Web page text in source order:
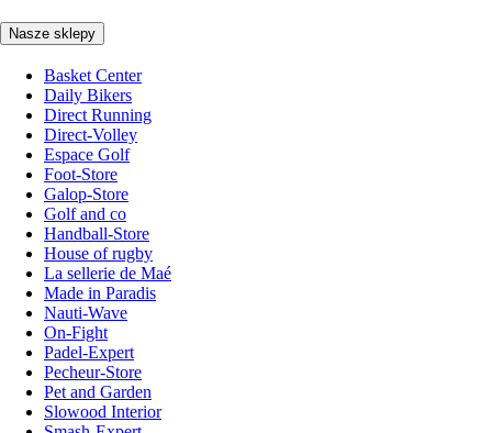
Nasze sklepy
Basket Center
Daily Bikers
Direct Running
Direct-Volley
Espace Golf
Foot-Store
Galop-Store
Golf and co
Handball-Store
House of rugby
La sellerie de Maé
Made in Paradis
Nauti-Wave
On-Fight
Padel-Expert
Pecheur-Store
Pet and Garden
Slowood Interior